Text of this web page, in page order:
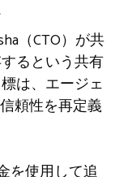
（CTO）が共
るという共有
は、エージェ
頼性を再定義
を使用して追